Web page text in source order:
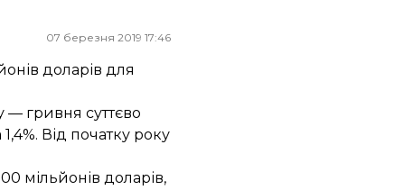
07 березня 2019 17:46
доларів для
— гривня суттєво
Від початку року
мільйонів доларів,